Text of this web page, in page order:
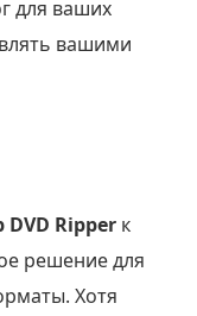
для ваших
вашими
DVD Ripper к
решение для
Хотя